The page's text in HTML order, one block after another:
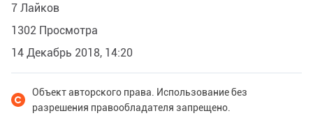
7 Лайков
1302 Просмотра
14 Декабрь 2018, 14:20
Объект авторского права. Использование без
разрешения правообладателя запрещено.